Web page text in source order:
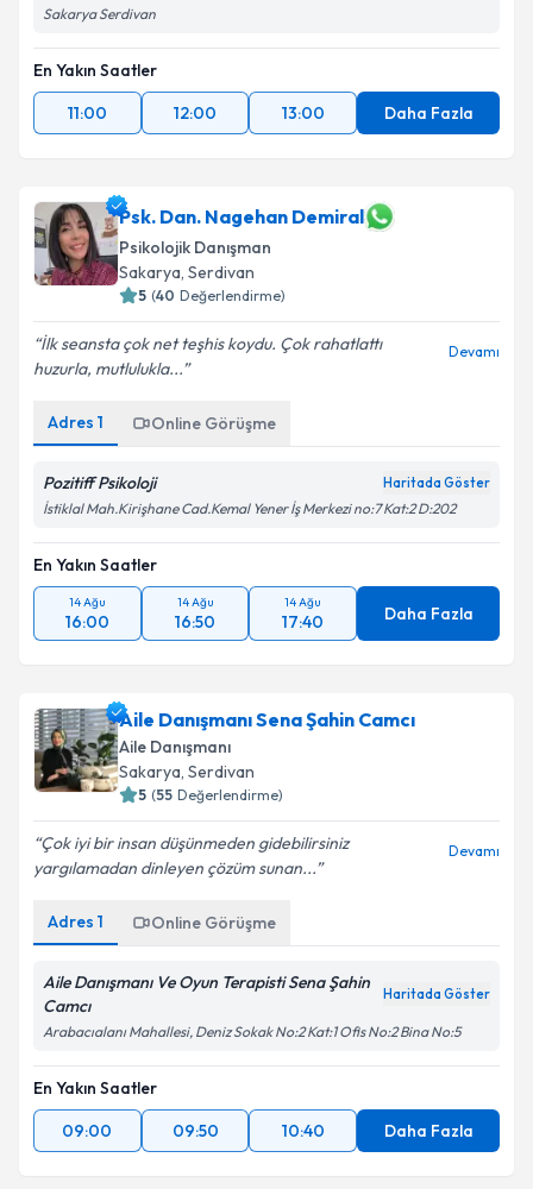
Sakarya Serdivan
En Yakın Saatler
11:00
12:00 13:00 Daha Fazla
Psk. Dan. Nagehan Demiral
Psikolojik Danışman
Sakarya, Serdivan
5 (40 Değerlendirme)
İlk seansta çok net teşhis koydu. Çok rahatlattı
huzurla, mutlulukla...
Devamı
Adres 1 Online Görüşme
Pozitiff Psikoloji Haritada Göster
İstiklal Mah.Kirişhane Cad.Kemal Yener İş Merkezi no:7 Kat:2 D:202
En Yakın Saatler
14 Ağu
16:00
14 Ağu
16:50
14 Ağu
17:40 Daha Fazla
Aile Danışmanı Sena Şahin Camcı
Aile Danışmanı
Sakarya, Serdivan
5 (55 Değerlendirme)
Çok iyi bir insan düşünmeden gidebilirsiniz
yargılamadan dinleyen çözüm sunan...
Devamı
Adres 1 Online Görüşme
Aile Danışmanı Ve Oyun Terapisti Sena Şahin
Camcı
Haritada Göster
Arabacıalanı Mahallesi, Deniz Sokak No:2 Kat:1 Ofis No:2 Bina No:5
En Yakın Saatler
09:00
09:50 10:40 Daha Fazla